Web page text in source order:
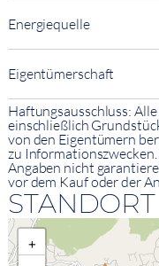
Energiequelle
Eigentümerschaft
Haftungsausschluss:
einschließlich
von den Eigentümern
zu
Angaben nicht
vor dem Kauf oder der
STANDORT
+